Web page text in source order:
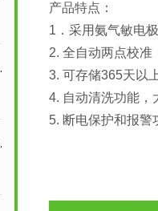
产品特点：
1．采用氨气敏电
2. 全自动两点校准
3. 可存储365天以
4. 自动清洗功能，
5. 断电保护和报警